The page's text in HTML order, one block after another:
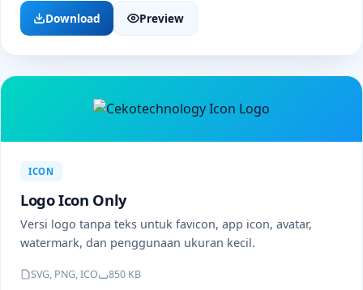
Download Preview
ICON
Logo Icon Only
Versi logo tanpa teks untuk favicon, app icon, avatar,
watermark, dan penggunaan ukuran kecil.
SVG, PNG, ICO 850 KB